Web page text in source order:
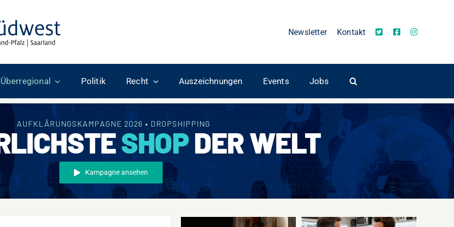
Newsletter Kontakt
Überregional Politik Recht Auszeichnungen Events Jobs
AUFKLÄRUNGSKAMPAGNE 2026 • DROPSHIPPING
SHOPDER WELT
Kampagne ansehen